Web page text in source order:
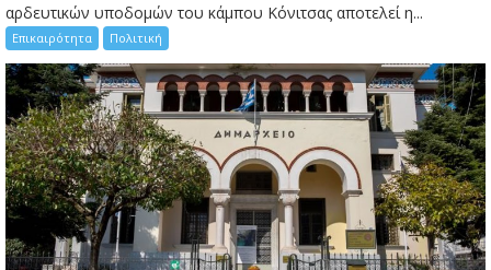
αρδευτικών υποδομών του κάμπου Κόνιτσας αποτελεί η...
Επικαιρότητα Πολιτική